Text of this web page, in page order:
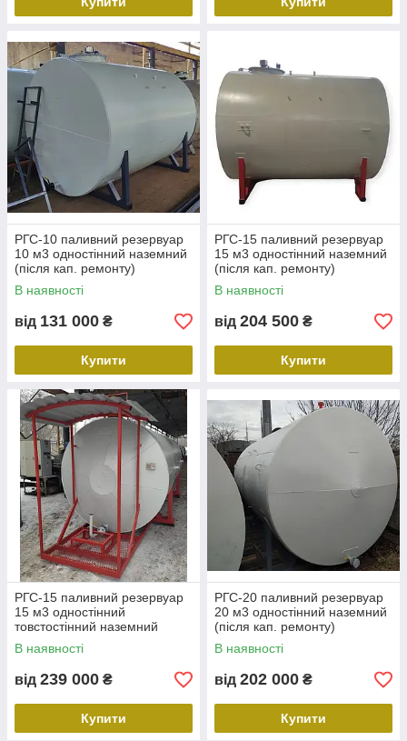
РГС-10 паливний резервуар
10 м3 одностінний наземний
(після кап. ремонту)
В наявності
від 131 000 ₴
Купити
РГС-15 паливний резервуар
15 м3 одностінний наземний
(після кап. ремонту)
В наявності
від 204 500 ₴
Купити
РГС-15 паливний резервуар
15 м3 одностінний
товстостінний наземний
(після кап. ремонту)
В наявності
від 239 000 ₴
Купити
РГС-20 паливний резервуар
20 м3 одностінний наземний
(після кап. ремонту)
В наявності
від 202 000 ₴
Купити